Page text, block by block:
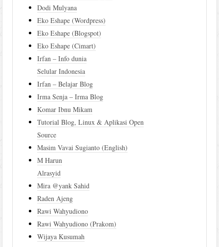
Dodi Mulyana
Eko Eshape (Wordpress)
Eko Eshape (Blogspot)
Eko Eshape (Cimart)
Irfan – Info dunia
Selular Indonesia
Irfan – Belajar Blog
Irma Senja – Irma Blog
Komar Ibnu Mikam
Tutorial Blog, Linux & Aplikasi Open
Source
Masim Vavai Sugianto (English)
M Harun
Alrasyid
Mira @yank Sahid
Raden Ajeng
Rawi Wahyudiono
Rawi Wahyudiono (Prakom)
Wijaya Kusumah